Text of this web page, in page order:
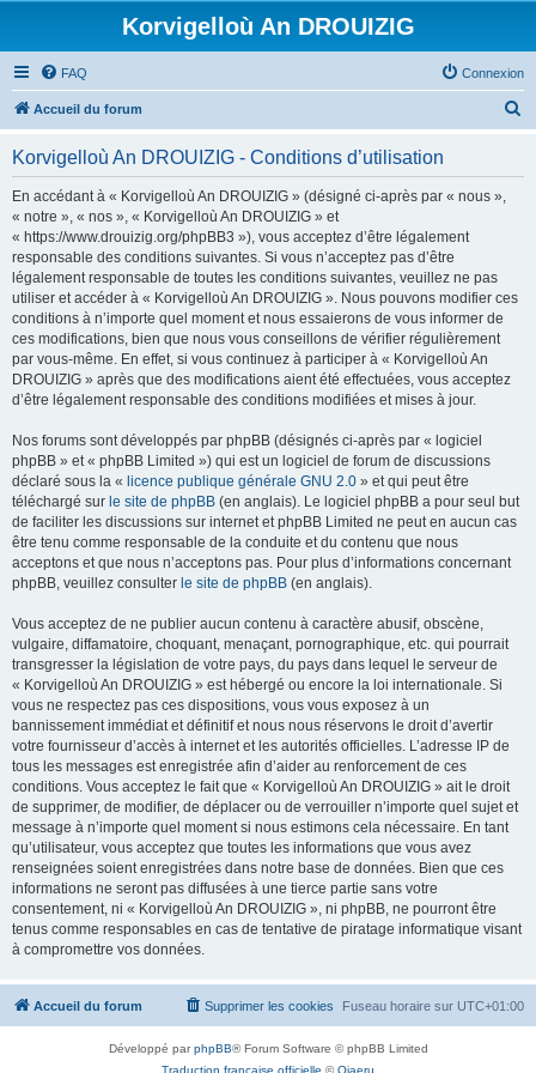
Korvigelloù An DROUIZIG
FAQ Connexion
Accueil du forum
Korvigelloù An DROUIZIG - Conditions d’utilisation
En accédant à « Korvigelloù An DROUIZIG » (désigné ci-après par « nous »,
« notre », « nos », « Korvigelloù An DROUIZIG » et
« https://www.drouizig.org/phpBB3 »), vous acceptez d’être légalement
responsable des conditions suivantes. Si vous n’acceptez pas d’être
légalement responsable de toutes les conditions suivantes, veuillez ne pas
utiliser et accéder à « Korvigelloù An DROUIZIG ». Nous pouvons modifier ces
conditions à n’importe quel moment et nous essaierons de vous informer de
ces modifications, bien que nous vous conseillons de vérifier régulièrement
par vous-même. En effet, si vous continuez à participer à « Korvigelloù An
DROUIZIG » après que des modifications aient été effectuées, vous acceptez
d’être légalement responsable des conditions modifiées et mises à jour.
Nos forums sont développés par phpBB (désignés ci-après par « logiciel
phpBB » et « phpBB Limited ») qui est un logiciel de forum de discussions
déclaré sous la « licence publique générale GNU 2.0 » et qui peut être
téléchargé sur le site de phpBB (en anglais). Le logiciel phpBB a pour seul but
de faciliter les discussions sur internet et phpBB Limited ne peut en aucun cas
être tenu comme responsable de la conduite et du contenu que nous
acceptons et que nous n’acceptons pas. Pour plus d’informations concernant
phpBB, veuillez consulter le site de phpBB (en anglais).
Vous acceptez de ne publier aucun contenu à caractère abusif, obscène,
vulgaire, diffamatoire, choquant, menaçant, pornographique, etc. qui pourrait
transgresser la législation de votre pays, du pays dans lequel le serveur de
« Korvigelloù An DROUIZIG » est hébergé ou encore la loi internationale. Si
vous ne respectez pas ces dispositions, vous vous exposez à un
bannissement immédiat et définitif et nous nous réservons le droit d’avertir
votre fournisseur d’accès à internet et les autorités officielles. L’adresse IP de
tous les messages est enregistrée afin d’aider au renforcement de ces
conditions. Vous acceptez le fait que « Korvigelloù An DROUIZIG » ait le droit
de supprimer, de modifier, de déplacer ou de verrouiller n’importe quel sujet et
message à n’importe quel moment si nous estimons cela nécessaire. En tant
qu’utilisateur, vous acceptez que toutes les informations que vous avez
renseignées soient enregistrées dans notre base de données. Bien que ces
informations ne seront pas diffusées à une tierce partie sans votre
consentement, ni « Korvigelloù An DROUIZIG », ni phpBB, ne pourront être
tenus comme responsables en cas de tentative de piratage informatique visant
à compromettre vos données.
Accueil du forum Fuseau horaire sur UTC+01:00
Supprimer les cookies
Développé parphpBB® Forum Software © phpBB Limited
Traduction française officielle ©Qiaeru